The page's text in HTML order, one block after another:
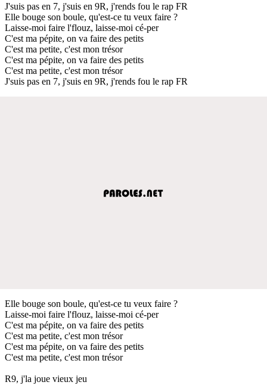
J'suis pas en 7, j'suis en 9R, j'rends fou le rap FR
Elle bouge son boule, qu'est-ce tu veux faire ?
Laisse-moi faire l'flouz, laisse-moi cé-per
C'est ma pépite, on va faire des petits
C'est ma petite, c'est mon trésor
C'est ma pépite, on va faire des petits
C'est ma petite, c'est mon trésor
J'suis pas en 7, j'suis en 9R, j'rends fou le rap FR
Elle bouge son boule, qu'est-ce tu veux faire ?
Laisse-moi faire l'flouz, laisse-moi cé-per
C'est ma pépite, on va faire des petits
C'est ma petite, c'est mon trésor
C'est ma pépite, on va faire des petits
C'est ma petite, c'est mon trésor
R9, j'la joue vieux jeu